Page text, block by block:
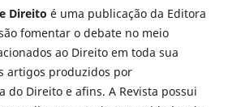
Direito é uma publicação da Editora
fomentar o debate no meio
ao Direito em toda sua
artigos produzidos por
do Direito e afins. A Revista possui